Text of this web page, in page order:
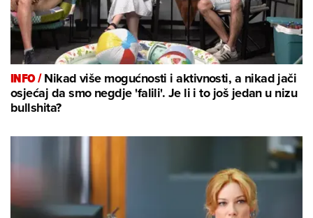
INFO /Nikad više mogućnosti i aktivnosti, a nikad jači
osjećaj da smo negdje 'falili'. Je li i to još jedan u nizu
bullshita?